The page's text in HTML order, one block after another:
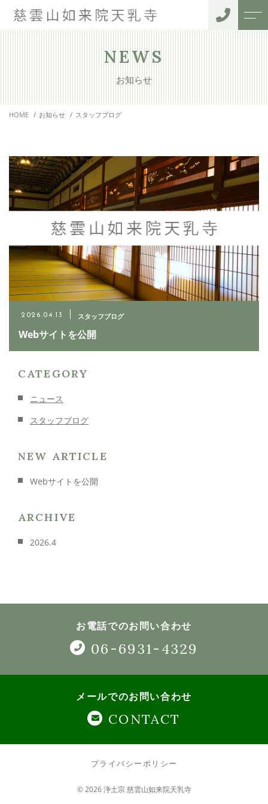
サポートメニュー
法事・月参り
水子供養
ペット供養
お知らせ
ご相談・お問い合わせ
06-6931-4329
NEWS
お知らせ
HOME お知らせ スタッフブログ
2026.04.13 スタッフブログ
Webサイトを公開
CATEGORY
ニュース
スタッフブログ
NEW ARTICLE
Webサイトを公開
ARCHIVE
2026.4
お電話でのお問い合わせ
06-6931-4329
メールでのお問い合わせ
CONTACT
プライバシーポリシー
© 2026 浄土宗 慈雲山如来院天乳寺